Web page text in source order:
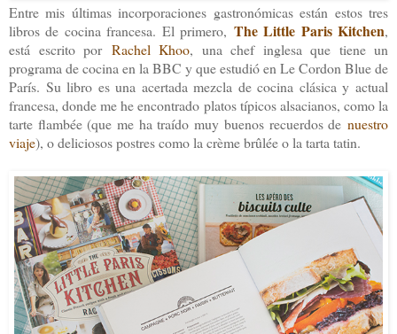
Entre mis últimas incorporaciones gastronómicas están estos tres
libros de cocina francesa. El primero, The Little Paris Kitchen,
está escrito por Rachel Khoo, una chef inglesa que tiene un
programa de cocina en la BBC y que estudió en Le Cordon Blue de
París. Su libro es una acertada mezcla de cocina clásica y actual
francesa, donde me he encontrado platos típicos alsacianos, como la
tarte flambée (que me ha traído muy buenos recuerdos de nuestro
viaje), o deliciosos postres como la crème brûlée o la tarta tatin.